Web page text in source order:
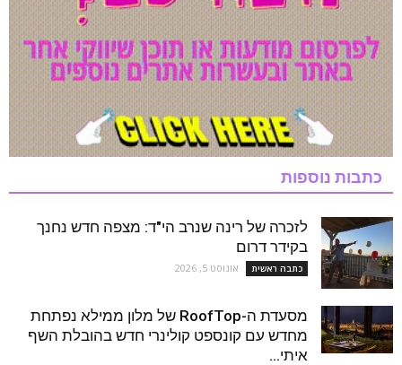
כתבות נוספות
לזכרה של רינה שנרב הי"ד: מצפה חדש נחנך
בקידר דרום
כתבה ראשית אוגוסט 5, 2026
מסעדת ה-RoofTop של מלון ממילא נפתחת
מחדש עם קונספט קולינרי חדש בהובלת השף
איתי...